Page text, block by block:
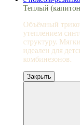
Теплый
Объёмный
утеплением
структуру.
идеален для
комбинезонов.
Закрыть